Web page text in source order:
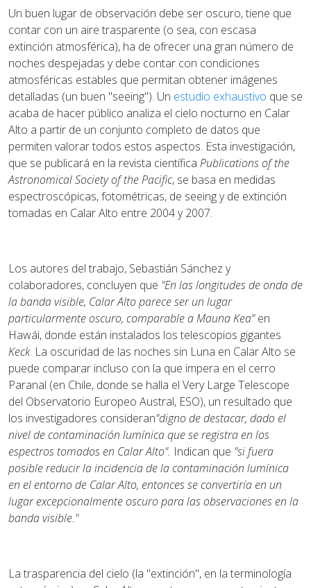
Un buen lugar de observación debe ser oscuro, tiene que
contar con un aire trasparente (o sea, con escasa
extinción atmosférica), ha de ofrecer una gran número de
noches despejadas y debe contar con condiciones
atmosféricas estables que permitan obtener imágenes
detalladas (un buen "seeing"). Un estudio exhaustivo que se
acaba de hacer público analiza el cielo nocturno en Calar
Alto a partir de un conjunto completo de datos que
permiten valorar todos estos aspectos. Esta investigación,
que se publicará en la revista científica Publications of the
Astronomical Society of the Pacific, se basa en medidas
espectroscópicas, fotométricas, de seeing y de extinción
tomadas en Calar Alto entre 2004 y 2007.
Los autores del trabajo, Sebastián Sánchez y
colaboradores, concluyen que "En las longitudes de onda de
la banda visible, Calar Alto parece ser un lugar
particularmente oscuro, comparable a Mauna Kea"en
Hawái, donde están instalados los telescopios gigantes
Keck. La oscuridad de las noches sin Luna en Calar Alto se
puede comparar incluso con la que impera en el cerro
Paranal (en Chile, donde se halla el Very Large Telescope
del Observatorio Europeo Austral, ESO), un resultado que
los investigadores consideran"digno de destacar, dado el
nivel de contaminación lumínica que se registra en los
espectros tomados en Calar Alto". Indican que "si fuera
posible reducir la incidencia de la contaminación lumínica
en el entorno de Calar Alto, entonces se convertiría en un
lugar excepcionalmente oscuro para las observaciones en la
banda visible."
La trasparencia del cielo (la "extinción", en la terminología